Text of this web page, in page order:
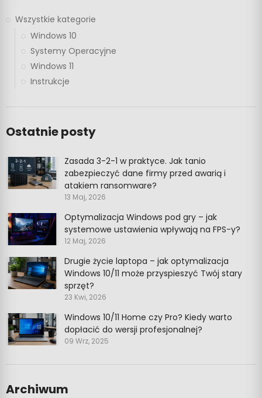
Wszystkie kategorie
Windows 10
Systemy Operacyjne
Windows 11
Instrukcje
Ostatnie posty
Zasada 3-2-1 w praktyce. Jak tanio
zabezpieczyć dane firmy przed awarią i
atakiem ransomware?
13 Maj, 2026
Optymalizacja Windows pod gry – jak
systemowe ustawienia wpływają na FPS-y?
12 Maj, 2026
Drugie życie laptopa – jak optymalizacja
Windows 10/11 może przyspieszyć Twój stary
sprzęt?
23 Kwi, 2026
Windows 10/11 Home czy Pro? Kiedy warto
dopłacić do wersji profesjonalnej?
09 Wrz, 2025
Archiwum